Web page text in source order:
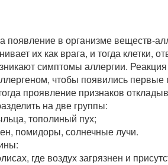
появление в организме веществ-
их как врага, и тогда клетки,
симптомы аллергии. Реакция
чтобы появились
проявление признаков
на две группы:
тополиный пух;
помидоры, солнечные лучи.
где воздух загрязнен и